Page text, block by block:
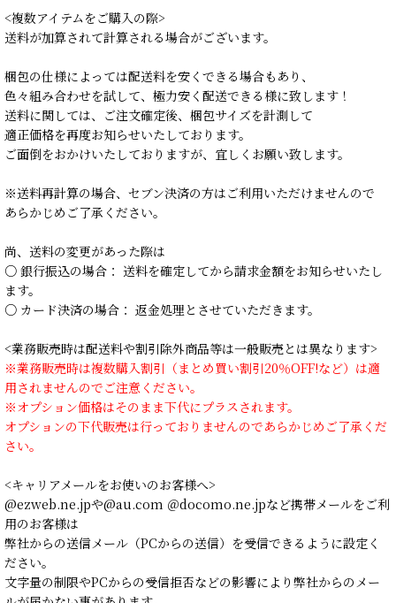
<複数アイテムをご購入の際>
送料が加算されて計算される場合がございます。
梱包の仕様によっては配送料を安くできる場合もあり、
色々組み合わせを試して、極力安く配送できる様に致します！
送料に関しては、ご注文確定後、梱包サイズを計測して
適正価格を再度お知らせいたしております。
ご面倒をおかけいたしておりますが、宜しくお願い致します。
※送料再計算の場合、セブン決済の方はご利用いただけませんので
あらかじめご了承ください。
尚、送料の変更があった際は
○ 銀行振込の場合： 送料を確定してから請求金額をお知らせいたし
ます。
○ カード決済の場合： 返金処理とさせていただきます。
<業務販売時は配送料や割引除外商品等は一般販売とは異なります>
※業務販売時は複数購入割引（まとめ買い割引20％OFF!など）は適
用されませんのでご注意ください。
※オプション価格はそのまま下代にプラスされます。
オプションの下代販売は行っておりませんのであらかじめご了承くだ
さい。
<キャリアメールをお使いのお客様へ>
@ezweb.ne.jpや@au.com ＠docomo.ne.jpなど携帯メールをご利
用のお客様は
弊社からの送信メール（PCからの送信）を受信できるように設定く
ださい。
文字量の制限やPCからの受信拒否などの影響により弊社からのメー